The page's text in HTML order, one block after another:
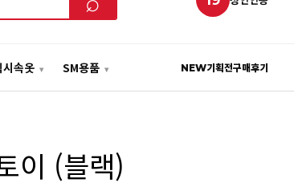
시속옷 SM용품 NEW기획전구매후기
이 (블랙)